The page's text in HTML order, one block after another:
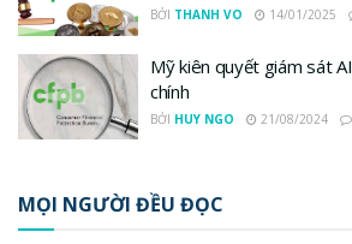
BỞI THANH VO 14/01/2025
Mỹ kiên quyết giám sát
chính
BỞI HUY NGO 21/08/2024
MỌI NGƯỜI ĐỀU ĐỌC